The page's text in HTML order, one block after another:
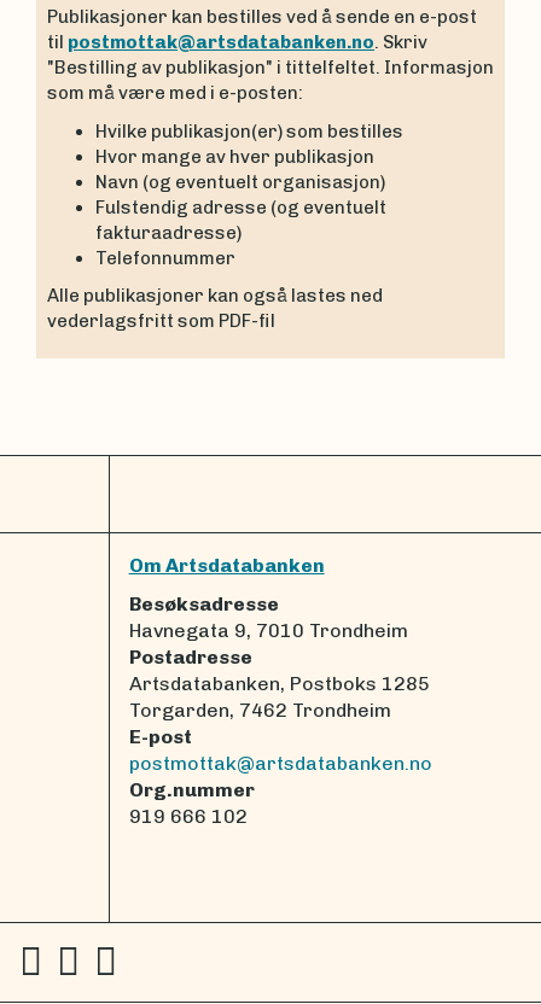
Publikasjoner kan bestilles ved å sende en e-post
til postmottak@artsdatabanken.no. Skriv
"Bestilling av publikasjon" i tittelfeltet. Informasjon
som må være med i e-posten:
Hvilke publikasjon(er) som bestilles
Hvor mange av hver publikasjon
Navn (og eventuelt organisasjon)
Fulstendig adresse (og eventuelt
fakturaadresse)
Telefonnummer
Alle publikasjoner kan også lastes ned
vederlagsfritt som PDF-fil
Om Artsdatabanken
Besøksadresse
Havnegata 9, 7010 Trondheim
Postadresse
Artsdatabanken, Postboks 1285
Torgarden, 7462 Trondheim
E-post
postmottak@artsdatabanken.no
Org.nummer
919 666 102